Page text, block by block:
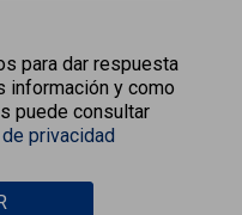
para dar respuesta
información y como
puede consultar
privacidad